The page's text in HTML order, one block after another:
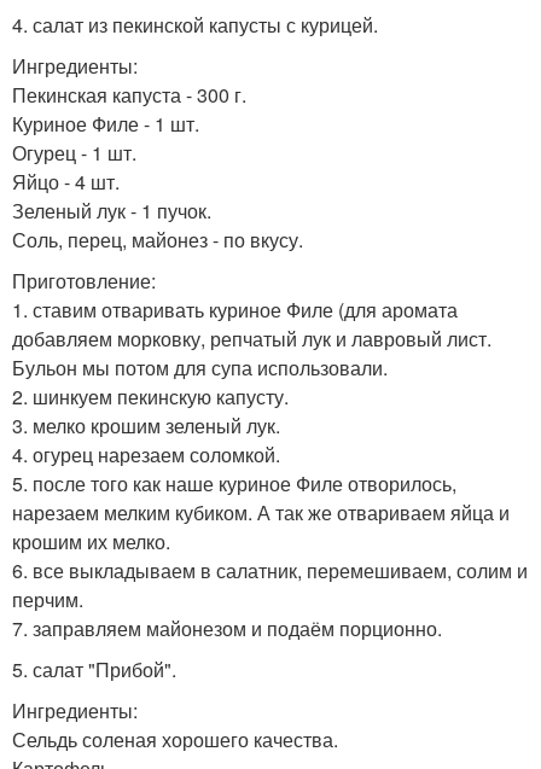
4. салат из пекинской капусты с курицей.
Ингредиенты:
Пекинская капуста - 300 г.
Куриное Филе - 1 шт.
Огурец - 1 шт.
Яйцо - 4 шт.
Зеленый лук - 1 пучок.
Соль, перец, майонез - по вкусу.
Приготовление:
1. ставим отваривать куриное Филе (для аромата
добавляем морковку, репчатый лук и лавровый лист.
Бульон мы потом для супа использовали.
2. шинкуем пекинскую капусту.
3. мелко крошим зеленый лук.
4. огурец нарезаем соломкой.
5. после того как наше куриное Филе отворилось,
нарезаем мелким кубиком. А так же отвариваем яйца и
крошим их мелко.
6. все выкладываем в салатник, перемешиваем, солим и
перчим.
7. заправляем майонезом и подаём порционно.
5. салат "Прибой".
Ингредиенты:
Сельдь соленая хорошего качества.